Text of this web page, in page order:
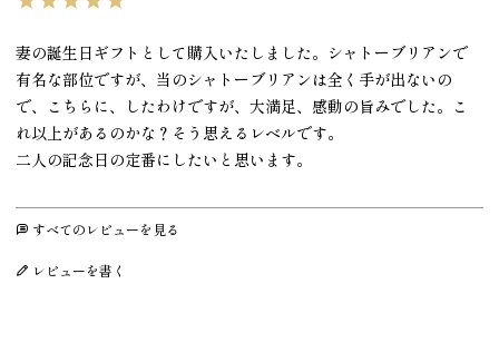
妻の誕生日ギフトとして購入いたしました。シャトーブリアンで
有名な部位ですが、当のシャトーブリアンは全く手が出ないの
で、こちらに、したわけですが、大満足、感動の旨みでした。こ
れ以上があるのかな？そう思えるレベルです。
二人の記念日の定番にしたいと思います。
すべてのレビューを見る
レビューを書く